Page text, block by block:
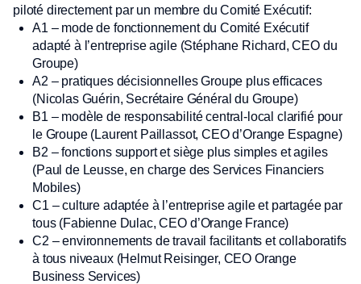
piloté directement par un membre du Comité Exécutif:
A1 – mode de fonctionnement du Comité Exécutif
adapté à l’entreprise agile (Stéphane Richard, CEO du
Groupe)
A2 – pratiques décisionnelles Groupe plus efficaces
(Nicolas Guérin, Secrétaire Général du Groupe)
B1 – modèle de responsabilité central-local clarifié pour
le Groupe (Laurent Paillassot, CEO d’Orange Espagne)
B2 – fonctions support et siège plus simples et agiles
(Paul de Leusse, en charge des Services Financiers
Mobiles)
C1 – culture adaptée à l’entreprise agile et partagée par
tous (Fabienne Dulac, CEO d’Orange France)
C2 – environnements de travail facilitants et collaboratifs
à tous niveaux (Helmut Reisinger, CEO Orange
Business Services)